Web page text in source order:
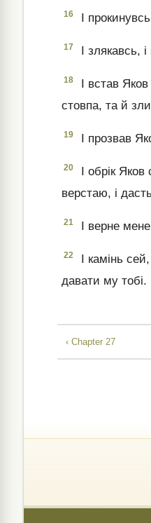
16 І
17 І злякавсь,
18
І встав
стовпа, та й
19 І прозвав
20
І обрік
верстаю, і
21 І верне
22
І камінь
давати му тобі.
‹ Chapter 27